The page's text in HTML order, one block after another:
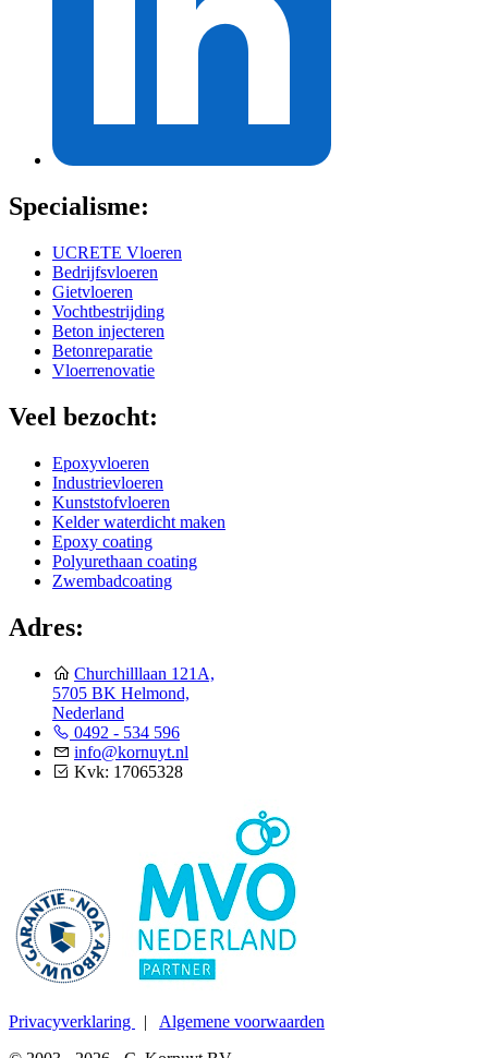
Specialisme:
UCRETE Vloeren
Bedrijfsvloeren
Gietvloeren
Vochtbestrijding
Beton injecteren
Betonreparatie
Vloerrenovatie
Veel bezocht:
Epoxyvloeren
Industrievloeren
Kunststofvloeren
Kelder waterdicht maken
Epoxy coating
Polyurethaan coating
Zwembadcoating
Adres:
Churchilllaan 121A,
5705 BK Helmond,
Nederland
0492 - 534 596
info@kornuyt.nl
Kvk: 17065328
Privacyverklaring | Algemene voorwaarden